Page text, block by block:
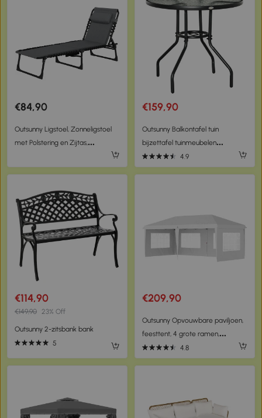
€84,90
Outsunny Ligstoel, Zonneligstoel
met Polstering en Zijtas,
Gepolsterde Ligbed, Grijs
€159,90
Outsunny Balkontafel tuin
bijzettafel tuinmeubelen
terrastafel met parasolgat
4.9
€114,90
€149,90 23% Off
Outsunny 2-zitsbank bank
5
€209,90
Outsunny Opvouwbare paviljoen,
feesttent, 4 grote ramen,
afneembare zijwanden, metalen
frame, 5,85 x 2,95 x 2,7 m, wit
4.8